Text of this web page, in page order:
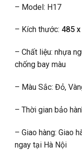
– Model: H17
– Kích thước: 485
– Chất liệu: nhựa
chống bay màu
– Màu Sắc: Đỏ,
– Thời gian bảo
– Giao hàng: Giao
ngay tại Hà Nội